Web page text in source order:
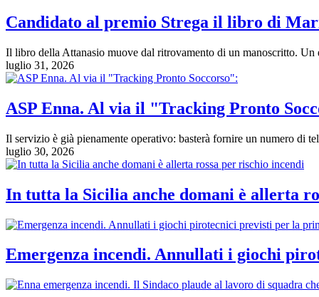
Candidato al premio Strega il libro di
Il libro della Attanasio muove dal ritrovamento di un manoscritto.
luglio 31, 2026
ASP Enna. Al via il "Tracking Pronto
Il servizio è già pienamente operativo: basterà fornire un numero di
luglio 30, 2026
In tutta la Sicilia anche domani è allerta
Emergenza incendi. Annullati i giochi